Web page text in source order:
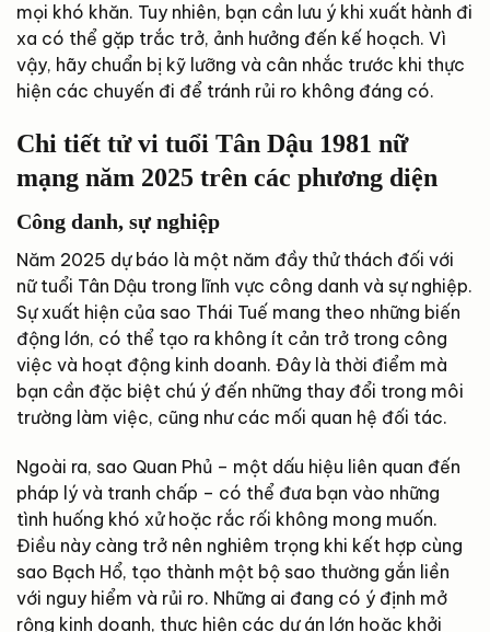
mọi khó khăn. Tuy nhiên, bạn cần lưu ý khi xuất hành đi
xa có thể gặp trắc trở, ảnh hưởng đến kế hoạch. Vì
vậy, hãy chuẩn bị kỹ lưỡng và cân nhắc trước khi thực
hiện các chuyến đi để tránh rủi ro không đáng có.
Chi tiết tử vi tuổi Tân Dậu 1981 nữ
mạng năm 2025 trên các phương diện
Công danh, sự nghiệp
Năm 2025 dự báo là một năm đầy thử thách đối với
nữ tuổi Tân Dậu trong lĩnh vực công danh và sự nghiệp.
Sự xuất hiện của sao Thái Tuế mang theo những biến
động lớn, có thể tạo ra không ít cản trở trong công
việc và hoạt động kinh doanh. Đây là thời điểm mà
bạn cần đặc biệt chú ý đến những thay đổi trong môi
trường làm việc, cũng như các mối quan hệ đối tác.
Ngoài ra, sao Quan Phủ – một dấu hiệu liên quan đến
pháp lý và tranh chấp – có thể đưa bạn vào những
tình huống khó xử hoặc rắc rối không mong muốn.
Điều này càng trở nên nghiêm trọng khi kết hợp cùng
sao Bạch Hổ, tạo thành một bộ sao thường gắn liền
với nguy hiểm và rủi ro. Những ai đang có ý định mở
rộng kinh doanh, thực hiện các dự án lớn hoặc khởi